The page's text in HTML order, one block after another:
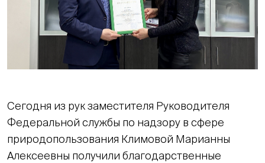
Сегодня из рук заместителя Руководителя
Федеральной службы по надзору в сфере
природопользования Климовой Марианны
Алексеевны получили благодарственные